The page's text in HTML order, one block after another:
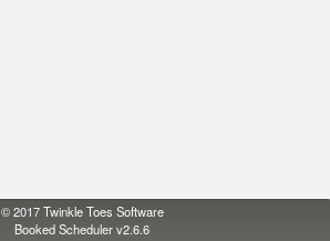
© 2017Twinkle Toes Software
Booked Scheduler v2.6.6